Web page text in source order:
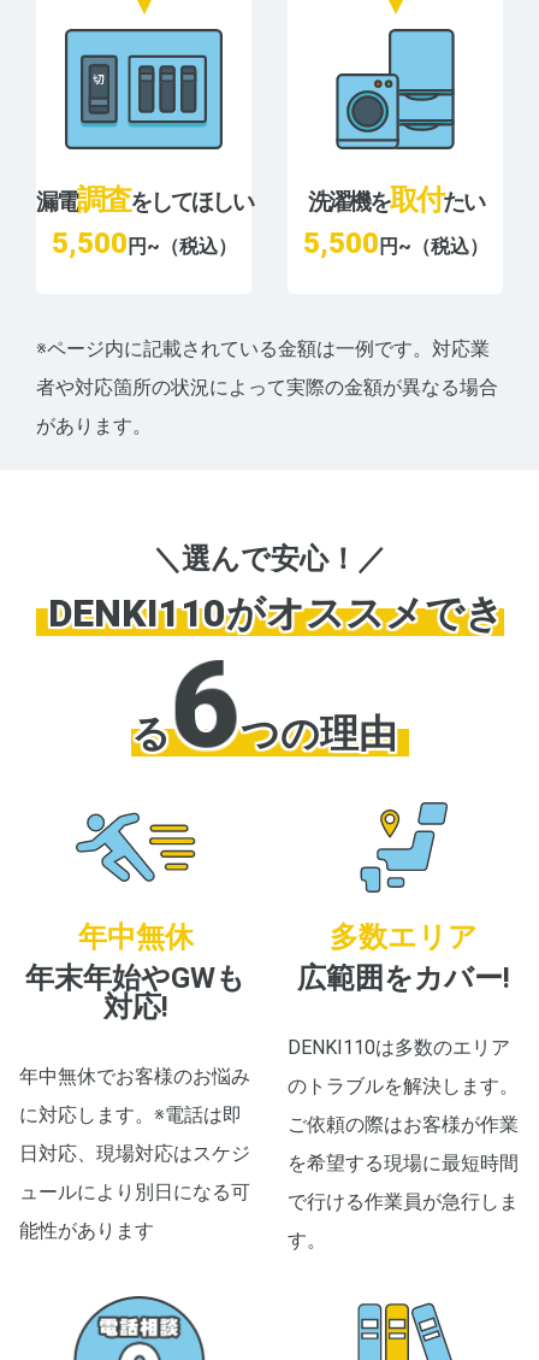
漏電調査をしてほしい
5,500 円~（税込）
洗濯機を取付たい
5,500 円~（税込）
※ページ内に記載されている金額は一例です。対応業
者や対応箇所の状況によって実際の金額が異なる場合
があります。
＼選んで安心！／
DENKI110がオススメでき
る6つの理由
年中無休
年末年始やGWも
対応!
年中無休でお客様のお悩み
に対応します。※電話は即
日対応、現場対応はスケジ
ュールにより別日になる可
能性があります
多数エリア
広範囲をカバー!
DENKI110は多数のエリア
のトラブルを解決します。
ご依頼の際はお客様が作業
を希望する現場に最短時間
で行ける作業員が急行しま
す。